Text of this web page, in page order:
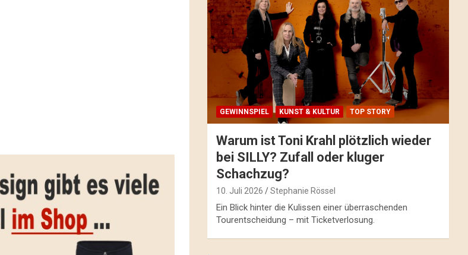
GEWINNSPIEL KUNST & KULTUR TOP STORY
Warum ist Toni Krahl plötzlich wieder
bei SILLY? Zufall oder kluger
Schachzug?
10. Juli 2026 Stephanie Rössel
Ein Blick hinter die Kulissen einer überraschenden
Tourentscheidung – mit Ticketverlosung.